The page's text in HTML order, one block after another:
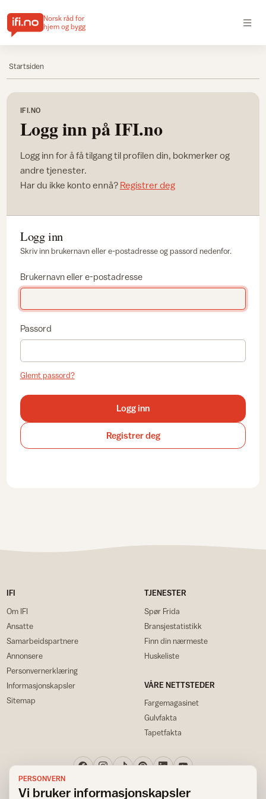
Norsk råd for
hjem og bygg
Startsiden
IFI.NO
Logg inn på IFI.no
Logg inn for å få tilgang til profilen din, bokmerker og
andre tjenester.
Har du ikke konto ennå? Registrer deg
Logg inn
Skriv inn brukernavn eller e-postadresse og passord nedenfor.
Brukernavn eller e-postadresse
Passord
Glemt passord?
Logg inn
Registrer deg
IFI
Om IFI
Ansatte
Samarbeidspartnere
Annonsere
Personvernerklæring
Informasjonskapsler
Sitemap
TJENESTER
Spør Frida
Bransjestatistikk
Finn din nærmeste
Huskeliste
VÅRE NETTSTEDER
Fargemagasinet
Gulvfakta
Tapetfakta
PERSONVERN
Vi bruker informasjonskapsler